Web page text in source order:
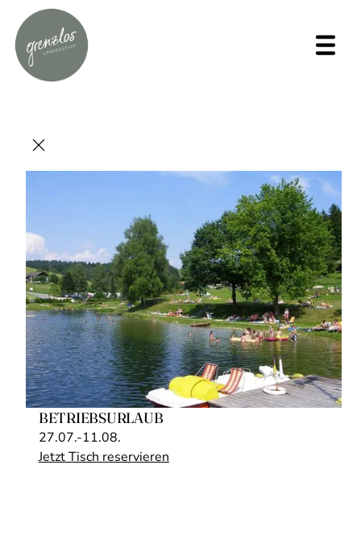
Ankommen,
essen,
durchatmen,
bleiben
BETRIEBSURLAUB
27.07.-11.08.
Jetzt Tisch reservieren